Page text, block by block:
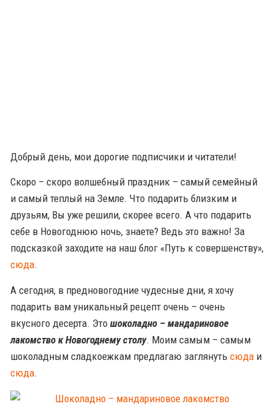
Добрый день, мои дорогие подписчики и читатели!
Скоро – скоро волшебный праздник – самый семейный
и самый теплый на Земле. Что подарить близким и
друзьям, Вы уже решили, скорее всего. А что подарить
себе в Новогоднюю ночь, знаете? Ведь это важно! За
подсказкой заходите на наш блог «Путь к совершенству»,
сюда.
А сегодня, в предновогодние чудесные дни, я хочу
подарить вам уникальный рецепт очень – очень
вкусного десерта. Это шоколадно – мандариновое
лакомство к Новогоднему столу. Моим самым – самым
шоколадным сладкоежкам предлагаю заглянуть сюда и
сюда.